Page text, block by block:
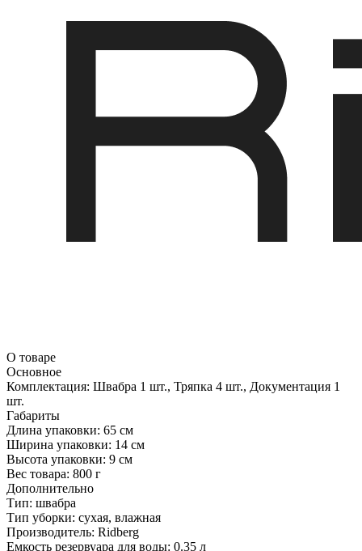
О товаре
Основное
Комплектация: Швабра 1 шт., Тряпка 4 шт., Документация 1
шт.
Габариты
Длина упаковки: 65 см
Ширина упаковки: 14 см
Высота упаковки: 9 см
Вес товара: 800 г
Дополнительно
Тип: швабра
Тип уборки: сухая, влажная
Производитель: Ridberg
Емкость резервуара для воды: 0.35 л